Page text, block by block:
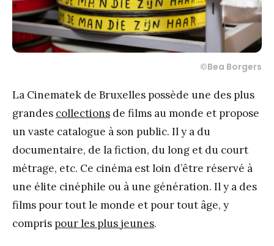
©Bea Borgers
La Cinematek de Bruxelles possède une des plus
grandes collections de films au monde et propose
un vaste catalogue à son public. Il y a du
documentaire, de la fiction, du long et du court
métrage, etc. Ce cinéma est loin d’être réservé à
une élite cinéphile ou à une génération. Il y a des
films pour tout le monde et pour tout âge, y
compris pour les plus jeunes.